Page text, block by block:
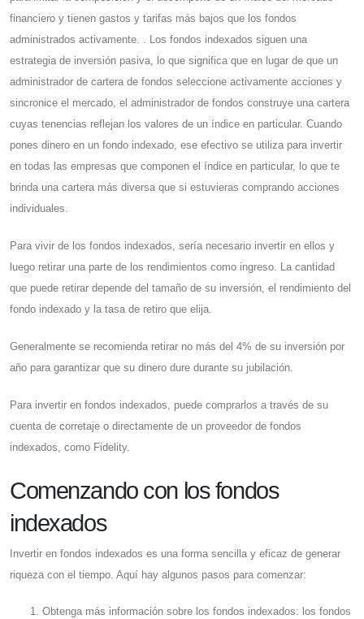
financiero y tienen gastos y tarifas más bajos que los fondos
administrados activamente. . Los fondos indexados siguen una
estrategia de inversión pasiva, lo que significa que en lugar de que un
administrador de cartera de fondos seleccione activamente acciones y
sincronice el mercado, el administrador de fondos construye una cartera
cuyas tenencias reflejan los valores de un índice en particular. Cuando
pones dinero en un fondo indexado, ese efectivo se utiliza para invertir
en todas las empresas que componen el índice en particular, lo que te
brinda una cartera más diversa que si estuvieras comprando acciones
individuales.
Para vivir de los fondos indexados, sería necesario invertir en ellos y
luego retirar una parte de los rendimientos como ingreso. La cantidad
que puede retirar depende del tamaño de su inversión, el rendimiento del
fondo indexado y la tasa de retiro que elija.
Generalmente se recomienda retirar no más del 4% de su inversión por
año para garantizar que su dinero dure durante su jubilación.
Para invertir en fondos indexados, puede comprarlos a través de su
cuenta de corretaje o directamente de un proveedor de fondos
indexados, como Fidelity.
Comenzando con los fondos
indexados
Invertir en fondos indexados es una forma sencilla y eficaz de generar
riqueza con el tiempo. Aquí hay algunos pasos para comenzar:
Obtenga más información sobre los fondos indexados: los fondos